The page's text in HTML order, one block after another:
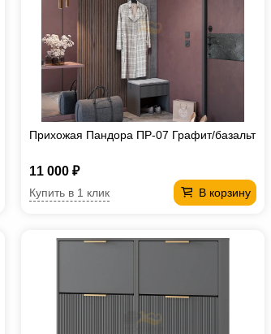
Прихожая Пандора ПР-07 Графит/базальт
11 000 ₽
В корзину
Купить в 1 клик